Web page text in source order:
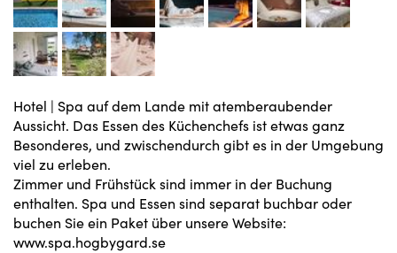
Hotel | Spa auf dem Lande mit atemberaubender
Aussicht. Das Essen des Küchenchefs ist etwas ganz
Besonderes, und zwischendurch gibt es in der Umgebung
viel zu erleben.
Zimmer und Frühstück sind immer in der Buchung
enthalten. Spa und Essen sind separat buchbar oder
buchen Sie ein Paket über unsere Website:
www.spa.hogbygard.se